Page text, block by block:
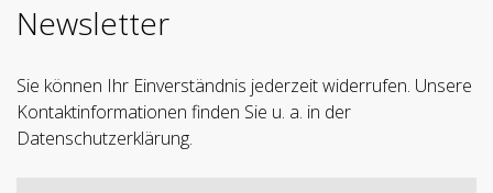
Newsletter
Sie können Ihr Einverständnis jederzeit widerrufen. Unsere
Kontaktinformationen finden Sie u. a. in der
Datenschutzerklärung.